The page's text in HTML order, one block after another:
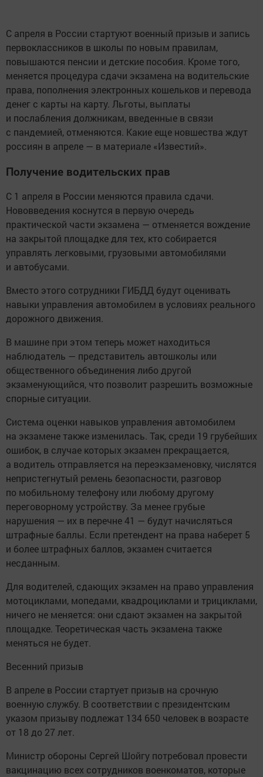
С апреля в России стартуют военный призыв и запись
первоклассников в школы по новым правилам,
повышаются пенсии и детские пособия. Кроме того,
меняется процедура сдачи экзамена на водительские
права, пополнения электронных кошельков и перевода
денег с карты на карту. Льготы, выплаты
и послабления должникам, введенные в связи
с пандемией, отменяются. Какие еще новшества ждут
россиян в апреле — в материале «Известий».
Получение водительских прав
С 1 апреля в России меняются правила сдачи.
Нововведения коснутся в первую очередь
практической части экзамена — отменяется вождение
на закрытой площадке для тех, кто собирается
управлять легковыми, грузовыми автомобилями
и автобусами.
Вместо этого сотрудники ГИБДД будут оценивать
навыки управления автомобилем в условиях реального
дорожного движения.
В машине при этом теперь может находиться
наблюдатель — представитель автошколы или
общественного объединения либо другой
экзаменующийся, что позволит разрешить возможные
спорные ситуации.
Система оценки навыков управления автомобилем
на экзамене также изменилась. Так, среди 19 грубейших
ошибок, в случае которых экзамен прекращается,
а водитель отправляется на переэкзаменовку, числятся
непристегнутый ремень безопасности, разговор
по мобильному телефону или любому другому
переговорному устройству. За менее грубые
нарушения — их в перечне 41 — будут начисляться
штрафные баллы. Если претендент на права наберет 5
и более штрафных баллов, экзамен считается
несданным.
Для водителей, сдающих экзамен на право управления
мотоциклами, мопедами, квадроциклами и трициклами,
ничего не меняется: они сдают экзамен на закрытой
площадке. Теоретическая часть экзамена также
меняться не будет.
Весенний призыв
В апреле в России стартует призыв на срочную
военную службу. В соответствии с президентским
указом призыву подлежат 134 650 человек в возрасте
от 18 до 27 лет.
Министр обороны Сергей Шойгу потребовал провести
вакцинацию всех сотрудников военкоматов, которые